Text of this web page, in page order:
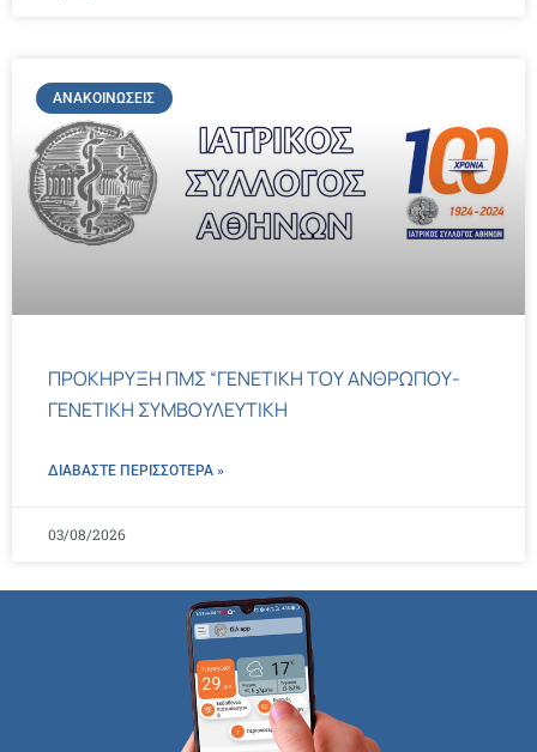
ΑΝΑΚΟΙΝΏΣΕΙΣ
ΠΡΟΚΗΡΥΞΗ ΠΜΣ “ΓΕΝΕΤΙΚΗ ΤΟΥ ΑΝΘΡΩΠΟΥ-
ΓΕΝΕΤΙΚΗ ΣΥΜΒΟΥΛΕΥΤΙΚΗ
ΔΙΑΒΑΣΤΕ ΠΕΡΙΣΣΌΤΕΡΑ »
03/08/2026